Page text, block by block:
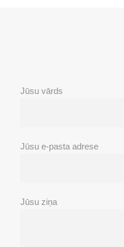
Jūsu vārds
Jūsu e-pasta adrese
Jūsu ziņa